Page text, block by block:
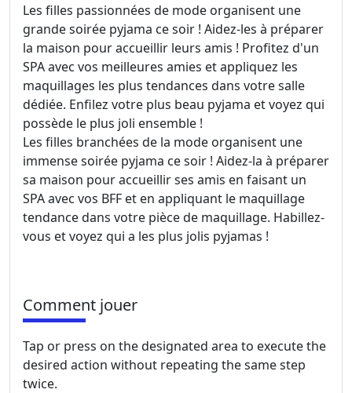
Les filles passionnées de mode organisent une
grande soirée pyjama ce soir ! Aidez-les à préparer
la maison pour accueillir leurs amis ! Profitez d'un
SPA avec vos meilleures amies et appliquez les
maquillages les plus tendances dans votre salle
dédiée. Enfilez votre plus beau pyjama et voyez qui
possède le plus joli ensemble !
Les filles branchées de la mode organisent une
immense soirée pyjama ce soir ! Aidez-la à préparer
sa maison pour accueillir ses amis en faisant un
SPA avec vos BFF et en appliquant le maquillage
tendance dans votre pièce de maquillage. Habillez-
vous et voyez qui a les plus jolis pyjamas !
Comment jouer
Tap or press on the designated area to execute the
desired action without repeating the same step
twice.